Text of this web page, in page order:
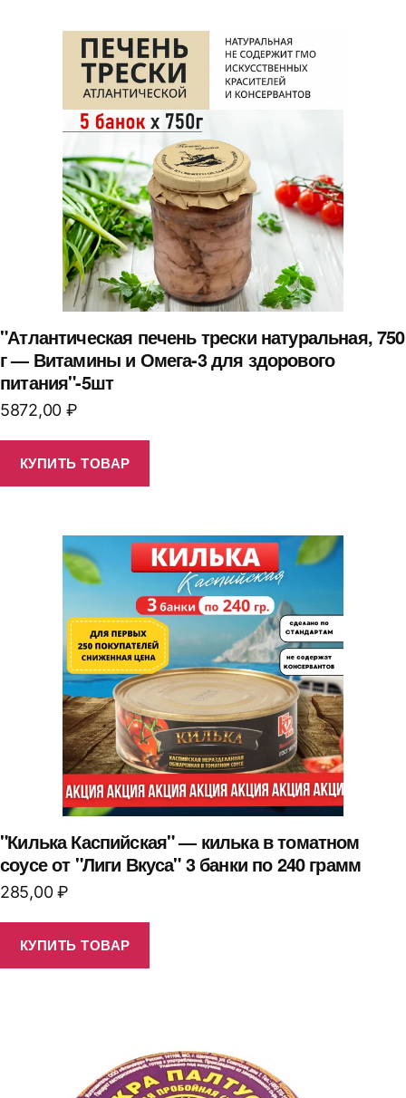
"Атлантическая печень трески натуральная, 750
г — Витамины и Омега-3 для здорового
питания"-5шт
5872,00 ₽
КУПИТЬ ТОВАР
"Килька Каспийская" — килька в томатном
соусе от "Лиги Вкуса" 3 банки по 240 грамм
285,00₽
КУПИТЬ ТОВАР